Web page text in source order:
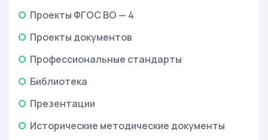
Проекты ФГОС ВО — 4
Проекты документов
Профессиональные стандарты
Библиотека
Презентации
Исторические методические документы